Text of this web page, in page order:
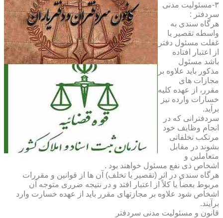
۳-مسئولیت مدنی
سردفتر :
هرگاه سندی به
واسطه تقصیر یا
غفلت مسئول دفتر
از اعتبار افتاده
باشد مسئول
مذکور باید علاوه بر
مجازات های
مقرر، از عهده کلیه
خسارات وارده نیز
برآید.
سردفترانی که در
انجام وظایف خود
مرتکب تخلفاتی
بشوند در مقابل
متعاملین و
اشخاص ذی نفع مسئول خواهند بود .
هرگاه سندی در اثر (تقصیر یا تخلف) آن ها از قوانین و مقررات
مربوط بعضاً یا کلاً از اعتبار افتد و در نتیجه ضرری متوجه آن
اشخاص شود علاوه بر مجازتهای مقرر باید از عهده خسارت وارد
برآیند.
قانون و مسئولیت مدنی سردفتر